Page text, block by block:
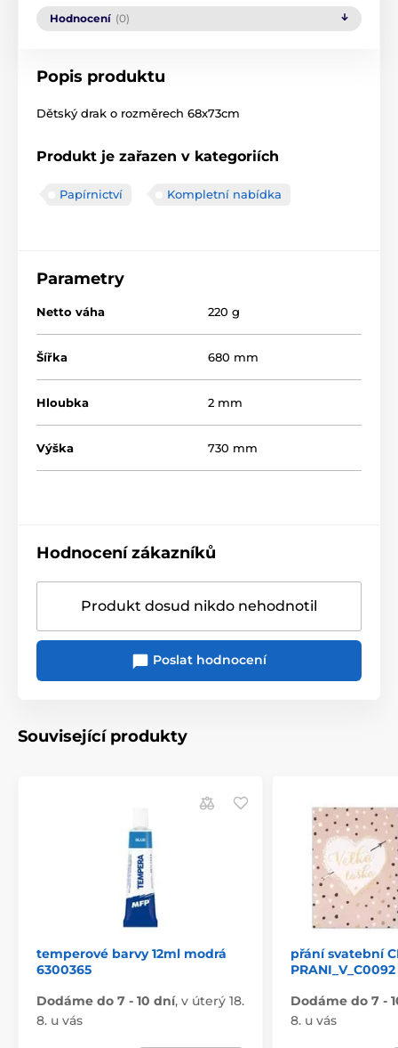
Hodnocení (0)
Popis produktu
Dětský drak o rozměrech 68x73cm
Produkt je zařazen v kategoriích
Papírnictví Kompletní nabídka
Parametry
Netto váha 220 g
Šířka 680 mm
Hloubka 2 mm
Výška 730 mm
Hodnocení zákazníků
Produkt dosud nikdo nehodnotil
Poslat hodnocení
Související produkty
temperové barvy 12ml modrá
6300365
Dodáme do 7 - 10 dní, v úterý 18.
8. u vás
přání svatební
PRANI_V_C0092
Dodáme do 7 -
8. u vás